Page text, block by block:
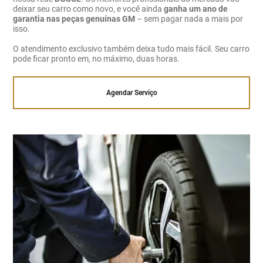
deixar seu carro como novo, e você aindaganha um ano de
garantia nas peças genuínas GM – sem pagar nada a mais por
isso.
O atendimento exclusivo também deixa tudo mais fácil. Seu carro
pode ficar pronto em, no máximo, duas horas.
Agendar Serviço